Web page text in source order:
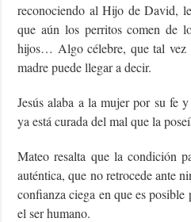
reconociendo al Hijo de David,
que aún los perritos comen de
hijos… Algo célebre, que tal vez
madre puede llegar a decir.
Jesús alaba a la mujer por su fe
ya está curada del mal que la
Mateo resalta que la condición
auténtica, que no retrocede ante
confianza ciega en que es
el ser humano.